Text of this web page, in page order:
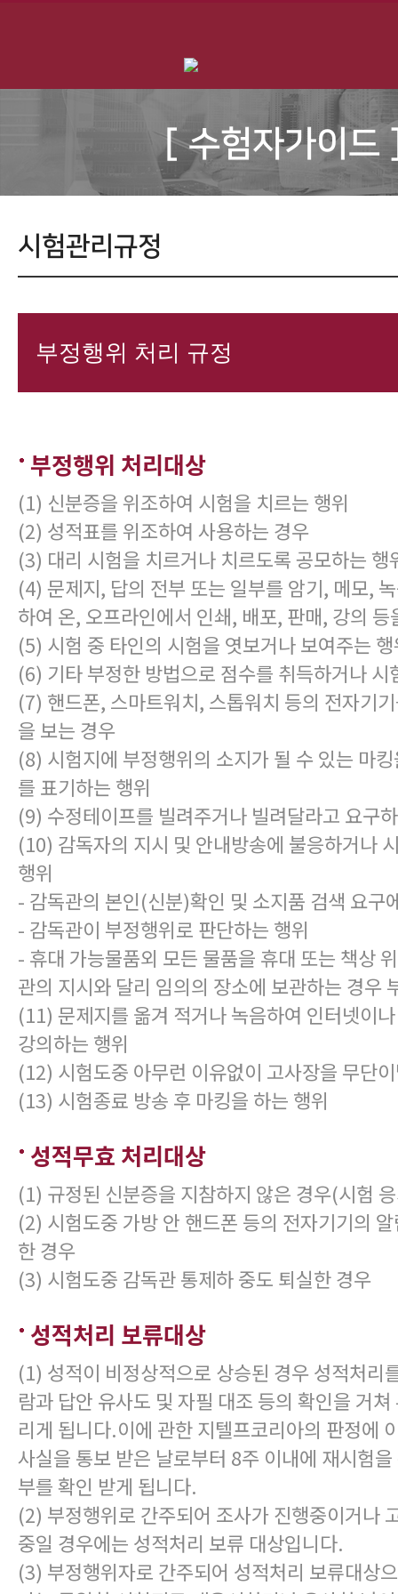
[ 수험자가이드
시험관리규정
부정행위 처리 규정
부정행위 처리대상
(1) 신분증을 위조하여 시험을 치르는 행위
(2) 성적표를 위조하여 사용하는 경우
(3) 대리 시험을 치르거나 치르도록 공모하는 행
(4) 문제지, 답의 전부 또는 일부를 암기, 메모,
하여 온, 오프라인에서 인쇄, 배포, 판매, 강의 등
(5) 시험 중 타인의 시험을 엿보거나 보여주는
(6) 기타 부정한 방법으로 점수를 취득하거나 시
(7) 핸드폰, 스마트워치, 스톱워치 등의 전자기
을 보는 경우
(8) 시험지에 부정행위의 소지가 될 수 있는 마
를 표기하는 행위
(9) 수정테이프를 빌려주거나 빌려달라고 요구
(10) 감독자의 지시 및 안내방송에 불응하거나
행위
- 감독관의 본인(신분)확인 및 소지품 검색 요구
- 감독관이 부정행위로 판단하는 행위
- 휴대 가능물품외 모든 물품을 휴대 또는 책상
관의 지시와 달리 임의의 장소에 보관하는 경우
(11) 문제지를 옮겨 적거나 녹음하여 인터넷이
강의하는 행위
(12) 시험도중 아무런 이유없이 고사장을 무단
(13) 시험종료 방송 후 마킹을 하는 행위
성적무효 처리대상
(1) 규정된 신분증을 지참하지 않은 경우(시험
(2) 시험도중 가방 안 핸드폰 등의 전자기기의
한 경우
(3) 시험도중 감독관 통제하 중도 퇴실한 경우
성적처리 보류대상
(1) 성적이 비정상적으로 상승된 경우 성적처리
람과 답안 유사도 및 자필 대조 등의 확인을 거
리게 됩니다.이에 관한 지텔프코리아의 판정에
사실을 통보 받은 날로부터 8주 이내에 재시험
부를 확인 받게 됩니다.
(2) 부정행위로 간주되어 조사가 진행중이거나
중일 경우에는 성적처리 보류 대상입니다.
(3) 부정행위자로 간주되어 성적처리 보류대상